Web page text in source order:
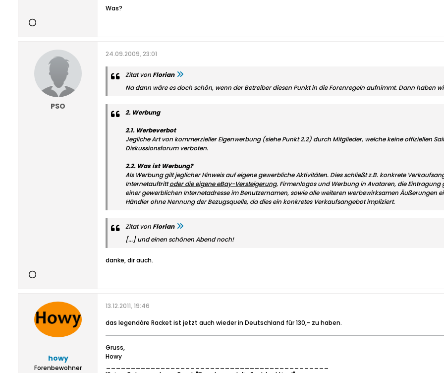
Was?
PSO
24.09.2009, 23:01
Zitat vonFlorian
Na dann wäre es doch schön, wenn der Betreiber diesen Punkt in die Forenregeln aufnimmt. Dann haben
2. Werbung
2.1. Werbeverbot
Jegliche Art von kommerzieller Eigenwerbung (siehe Punkt 2.2) durch Mitglieder, welche keine offiziellen
Diskussionsforum verboten.
2.2. Was ist Werbung?
Als Werbung gilt jeglicher Hinweis auf eigene gewerbliche Aktivitäten. Dies schließt z.B. konkrete
Internetauftrittoder die eigene eBay-Versteigerung, Firmenlogos und Werbung in Avataren, die
einer gewerblichen Internetadresse im Benutzernamen, sowie alle weiteren werbewirksamen Äußerungen
Händler ohne Nennung der Bezugsquelle, da dies ein konkretes Verkaufsangebot impliziert.
Zitat vonFlorian
[...] und einen schönen Abend noch!
danke, dir auch.
howy
Forenbewohner
13.12.2011, 19:46
das legendàre Racket ist jetzt auch wieder in Deutschland für 130,- zu haben.
Gruss,
Howy